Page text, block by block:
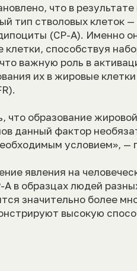
что в
тип стволовых клеток
(СР-А). Именно
способствуя
важную роль в
их в жировые
что образование
данный фактор
условием», —
явления на
A в образцах людей
значительно более
высокую